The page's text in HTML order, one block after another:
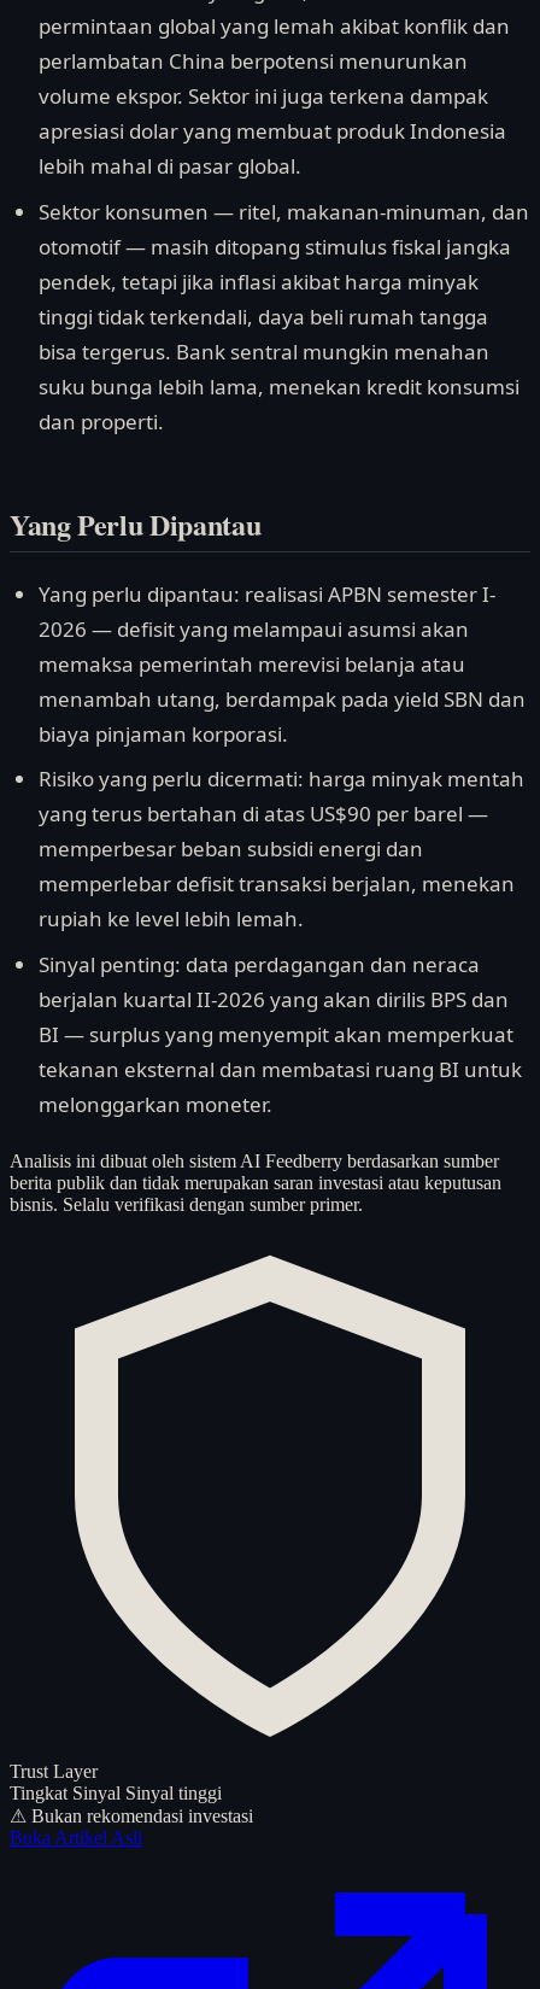
permintaan global yang lemah akibat konflik dan
perlambatan China berpotensi menurunkan
volume ekspor. Sektor ini juga terkena dampak
apresiasi dolar yang membuat produk Indonesia
lebih mahal di pasar global.
Sektor konsumen — ritel, makanan-minuman, dan
otomotif — masih ditopang stimulus fiskal jangka
pendek, tetapi jika inflasi akibat harga minyak
tinggi tidak terkendali, daya beli rumah tangga
bisa tergerus. Bank sentral mungkin menahan
suku bunga lebih lama, menekan kredit konsumsi
dan properti.
Yang Perlu Dipantau
Yang perlu dipantau: realisasi APBN semester I-
2026 — defisit yang melampaui asumsi akan
memaksa pemerintah merevisi belanja atau
menambah utang, berdampak pada yield SBN dan
biaya pinjaman korporasi.
Risiko yang perlu dicermati: harga minyak mentah
yang terus bertahan di atas US$90 per barel —
memperbesar beban subsidi energi dan
memperlebar defisit transaksi berjalan, menekan
rupiah ke level lebih lemah.
Sinyal penting: data perdagangan dan neraca
berjalan kuartal II-2026 yang akan dirilis BPS dan
BI — surplus yang menyempit akan memperkuat
tekanan eksternal dan membatasi ruang BI untuk
melonggarkan moneter.
Analisis ini dibuat oleh sistem AI Feedberry berdasarkan sumber
berita publik dan tidak merupakan saran investasi atau keputusan
bisnis. Selalu verifikasi dengan sumber primer.
Trust Layer
Tingkat Sinyal Sinyal tinggi
⚠ Bukan rekomendasi investasi
Buka Artikel Asli